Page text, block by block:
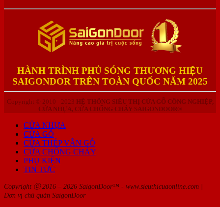
HÀNH TRÌNH PHỦ SÓNG THƯƠNG HIỆU
SAIGONDOR TRÊN TOÀN QUỐC NĂM 2025
Copyright © 2010 - 2023 HỆ THỐNG SIÊU THỊ CỬA GỖ CÔNG NGHIỆP,
CỬA NHỰA, CỬA CHỐNG CHÁY SAIGONDOOR®
CỬA NHỰA
CỬA GỖ
CỬA THÉP VÂN GỖ
CỬA CHỐNG CHÁY
PHỤ KIỆN
TIN TỨC
Copyright ⓒ 2016 – 2026 SaigonDoor™ - www.sieuthicuaonline.com |
Đơn vị chủ quản SaigonDoor